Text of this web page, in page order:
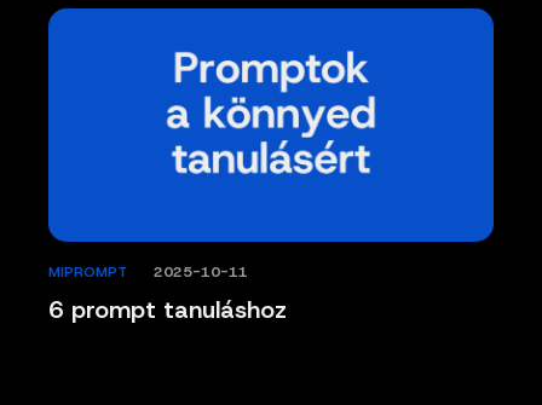
6 prompt tanuláshoz
MIPROMPT 2025-10-11